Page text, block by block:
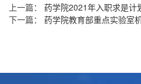
上一篇： 药学院2021年入职求是计
下一篇： 药学院教育部重点实验室